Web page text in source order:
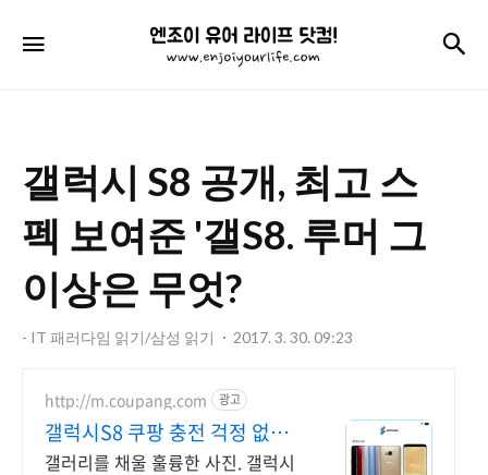
엔
조
어
라
이
닷
갤럭시 S8 공개, 최고 스
펙 보여준 '갤S8. 루머 그
이상은 무엇?
- IT 패러다임 읽기/삼성 읽기 2017. 3. 30. 09:23
http://m.coupang.com 광고
갤럭시S8 쿠팡 충전 걱정 없이
하루 종일
갤러리를 채울 훌륭한 사진. 갤럭시